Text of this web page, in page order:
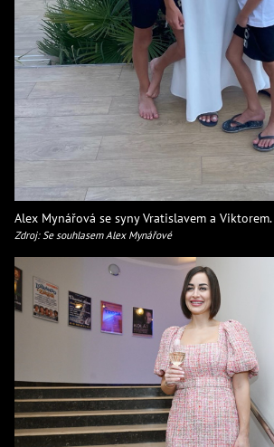
Alex Mynářová se syny Vratislavem a Viktorem.
Zdroj: Se souhlasem Alex Mynářové